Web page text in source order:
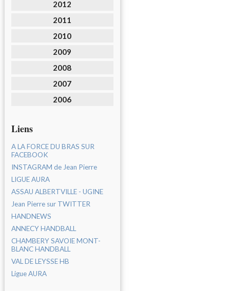
2012
2011
2010
2009
2008
2007
2006
Liens
A LA FORCE DU BRAS SUR
FACEBOOK
INSTAGRAM de Jean Pierre
LIGUE AURA
ASSAU ALBERTVILLE - UGINE
Jean Pierre sur TWITTER
HANDNEWS
ANNECY HANDBALL
CHAMBERY SAVOIE MONT-
BLANC HANDBALL
VAL DE LEYSSE HB
Ligue AURA